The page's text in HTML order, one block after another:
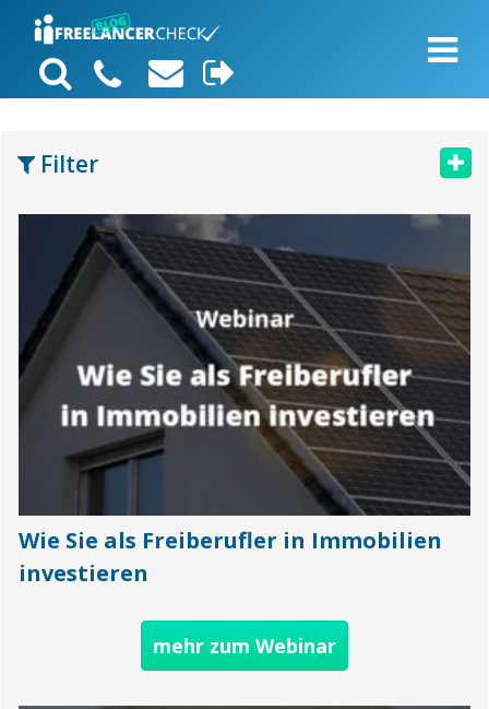
Filter
Wie Sie als Freiberufler in Immobilien
investieren
mehr zum Webinar